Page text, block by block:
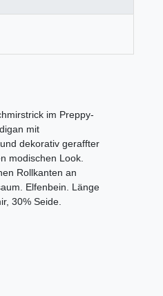
im Preppy-
mit
dekorativ geraffter
modischen Look.
Rollkanten an
Elfenbein. Länge
30% Seide.